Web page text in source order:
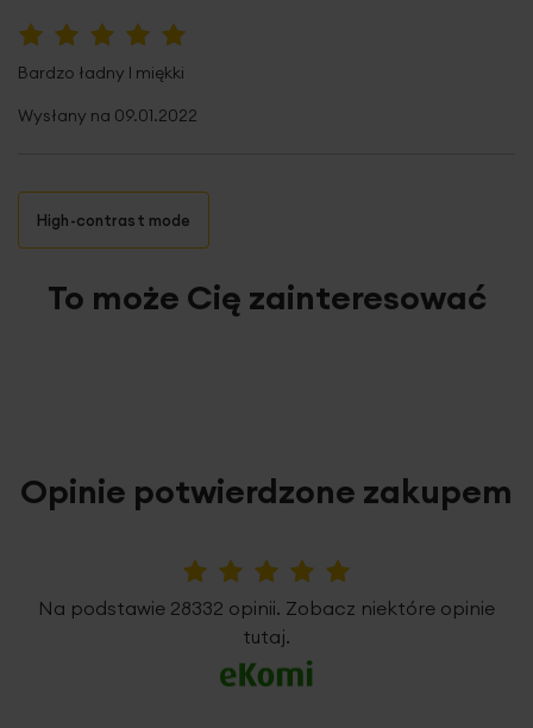
Bardzo ładny I miękki
Wysłany na 09.01.2022
High-contrast mode
To może Cię zainteresować
Opinie potwierdzone zakupem
Na podstawie 28332 opinii. Zobacz niektóre opinie
tutaj.